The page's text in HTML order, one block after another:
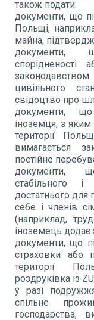
також подати:
документи, що
Польщі,
майна,
документи,
спорідненості
цивільного
свідоцтво про
документи,
іноземця, з яким
території
вимагається
постійне
документи,
стабільного
достатнього для
себе і членів
(наприклад,
іноземець додає
документи, що
страховки або
території
роздруківка із
у разі
спільне
господарства,